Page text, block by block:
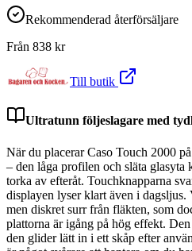
Rekommenderad återförsäljare
Från 838 kr
Till butik
Ultratunn följeslagare med
När du placerar Caso Touch 2000
– den låga profilen och släta glasyta
torka av efteråt. Touchknapparna
displayen lyser klart även i
men diskret surr från fläkten, som
plattorna är igång på hög effekt.
den glider lätt in i ett skåp efter